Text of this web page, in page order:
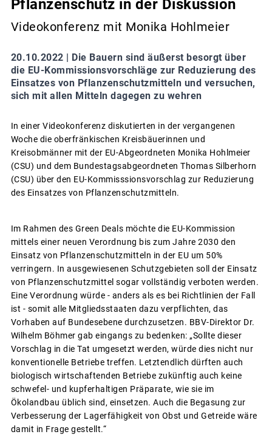
Pflanzenschutz in der Diskussion
Videokonferenz mit Monika Hohlmeier
20.10.2022 | Die Bauern sind äußerst besorgt über
die EU-Kommissionsvorschläge zur Reduzierung des
Einsatzes von Pflanzenschutzmitteln und versuchen,
sich mit allen Mitteln dagegen zu wehren
In einer Videokonferenz diskutierten in der vergangenen
Woche die oberfränkischen Kreisbäuerinnen und
Kreisobmänner mit der EU-Abgeordneten Monika Hohlmeier
(CSU) und dem Bundestagsabgeordneten Thomas Silberhorn
(CSU) über den EU-Kommisssionsvorschlag zur Reduzierung
des Einsatzes von Pflanzenschutzmitteln.
Im Rahmen des Green Deals möchte die EU-Kommission
mittels einer neuen Verordnung bis zum Jahre 2030 den
Einsatz von Pflanzenschutzmitteln in der EU um 50%
verringern. In ausgewiesenen Schutzgebieten soll der Einsatz
von Pflanzenschutzmittel sogar vollständig verboten werden.
Eine Verordnung würde - anders als es bei Richtlinien der Fall
ist - somit alle Mitgliedsstaaten dazu verpflichten, das
Vorhaben auf Bundesebene durchzusetzen. BBV-Direktor Dr.
Wilhelm Böhmer gab eingangs zu bedenken: „Sollte dieser
Vorschlag in die Tat umgesetzt werden, würde dies nicht nur
konventionelle Betriebe treffen. Letztendlich dürften auch
biologisch wirtschaftenden Betriebe zukünftig auch keine
schwefel- und kupferhaltigen Präparate, wie sie im
Ökolandbau üblich sind, einsetzen. Auch die Begasung zur
Verbesserung der Lagerfähigkeit von Obst und Getreide wäre
damit in Frage gestellt.“